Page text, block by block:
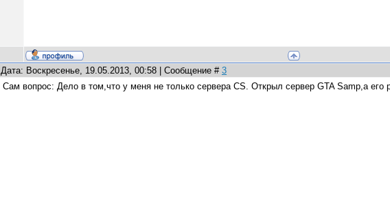
Дата: Воскресенье, 19.05.2013, 00:58 | Сообщение # 3
Сам вопрос: Дело в том,что у меня не только сервера CS. Открыл сервер GTA Samp,а